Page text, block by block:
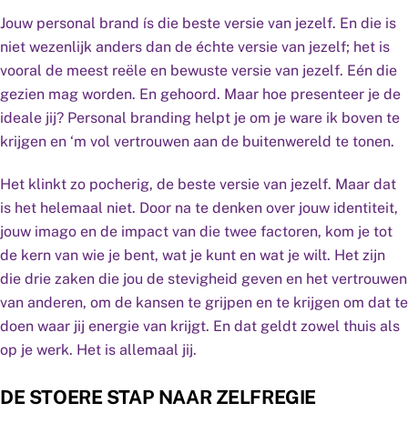
Jouw personal brand ís die beste versie van jezelf. En die is
niet wezenlijk anders dan de échte versie van jezelf; het is
vooral de meest reële en bewuste versie van jezelf. Eén die
gezien mag worden. En gehoord. Maar hoe presenteer je de
ideale jij? Personal branding helpt je om je ware ik boven te
krijgen en ‘m vol vertrouwen aan de buitenwereld te tonen.
Het klinkt zo pocherig, de beste versie van jezelf. Maar dat
is het helemaal niet. Door na te denken over jouw identiteit,
jouw imago en de impact van die twee factoren, kom je tot
de kern van wie je bent, wat je kunt en wat je wilt. Het zijn
die drie zaken die jou de stevigheid geven en het vertrouwen
van anderen, om de kansen te grijpen en te krijgen om dat te
doen waar jij energie van krijgt. En dat geldt zowel thuis als
op je werk. Het is allemaal jij.
DE STOERE STAP NAAR ZELFREGIE